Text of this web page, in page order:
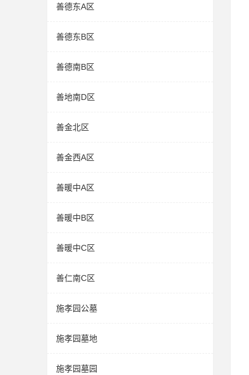
善德东A区
善德东B区
善德南B区
善地南D区
善金北区
善金西A区
善暖中A区
善暖中B区
善暖中C区
善仁南C区
施孝园公墓
施孝园墓地
施孝园墓园